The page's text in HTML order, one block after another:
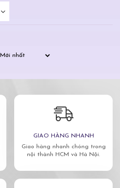
GIAO HÀNG NHANH
Giao hàng nhanh chóng trong
nội thành HCM và Hà Nội.